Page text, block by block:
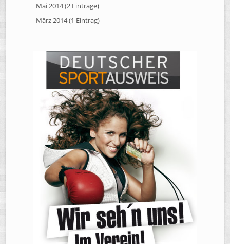
Mai 2014 (2 Einträge)
März 2014 (1 Eintrag)